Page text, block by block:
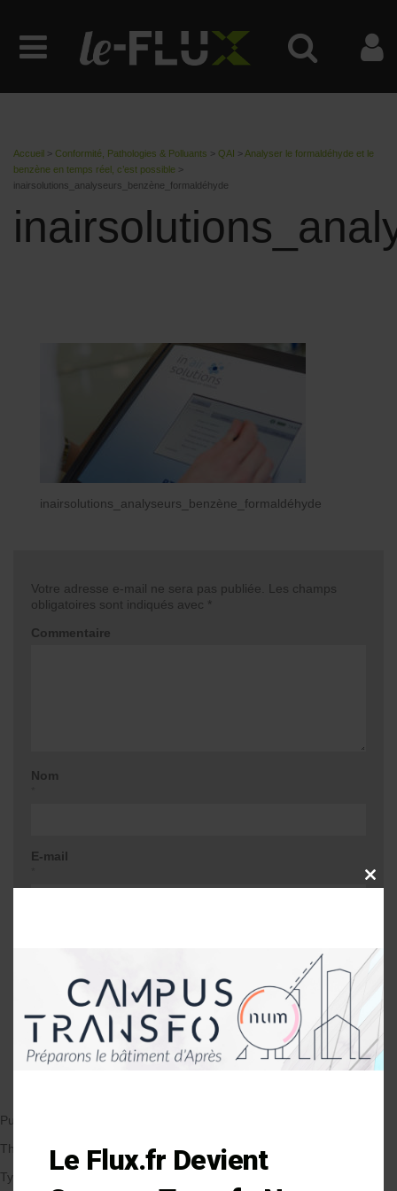
Accueil > Conformité, Pathologies & Polluants > QAI > Analyser le formaldéhyde et le
benzène en temps réel, c’est possible >
inairsolutions_analyseurs_benzène_formaldéhyde
inairsolutions_analyseurs_benzène_formaldéhyde
Votre adresse e-mail ne sera pas publiée.
Les champs
obligatoires sont indiqués avec *
Commentaire
Nom
E-mail
Me prévenir lors d'une réponse à mon
commentaire
Publié le 16/04/2018
Thématique
Types de Bâtiment
CLOSE
Le Flux.fr Devient